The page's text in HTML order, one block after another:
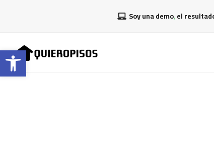
Abrir barra de herramientas
Soy una demo, el